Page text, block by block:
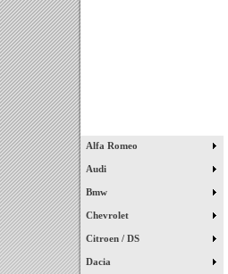
Alfa Romeo
Audi
Bmw
Chevrolet
Citroen / DS
Dacia